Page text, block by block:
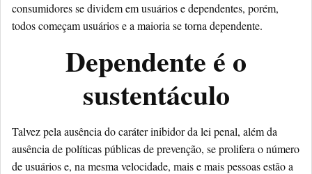
consumidores se dividem em usuários e dependentes, porém,
todos começam usuários e a maioria se torna dependente.
Dependente é o
sustentáculo
Talvez pela ausência do caráter inibidor da lei penal, além da
ausência de políticas públicas de prevenção, se prolifera o número
de usuários e, na mesma velocidade, mais e mais pessoas estão a